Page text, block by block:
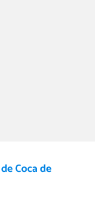
Coca de